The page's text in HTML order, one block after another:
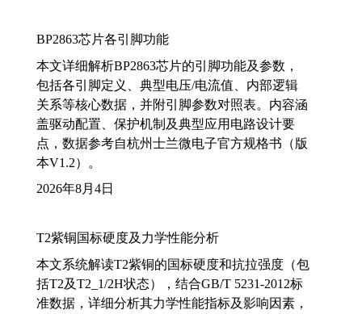
BP2863芯片各引脚功能
本文详细解析BP2863芯片的引脚功能及参数，
包括各引脚定义、典型电压/电流值、内部逻辑
关系等核心数据，并附引脚参数对照表。内容涵
盖驱动配置、保护机制及典型应用电路设计要
点，数据参考自杭州士兰微电子官方规格书（版
本V1.2）。
2026年8月4日
T2紫铜国标硬度及力学性能分析
本文系统解读T2紫铜的国标硬度和抗拉强度（包
括T2及T2_1/2H状态），结合GB/T 5231-2012标
准数据，详细分析其力学性能指标及影响因素，